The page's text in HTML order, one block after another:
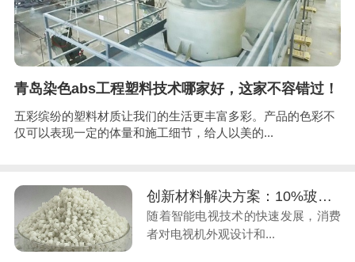
青岛染色abs工程塑料技术哪家好，这家不容错过！
五彩缤纷的塑料材质让我们的生活更丰富多彩。产品的色彩不
仅可以表现一定的体量和施工细节，给人以美的...
创新材料解决方案：10%玻纤增强PC助力电视机边框升级换代
随着智能电视技术的快速发展，消费
者对电视机外观设计和...